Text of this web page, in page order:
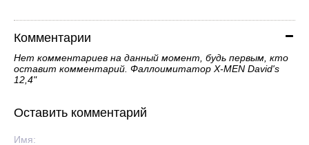
Комментарии
Нет комментариев на данный момент, будь первым, кто
оставит комментарий. Фаллоимитатор X-MEN David's
12,4"
Оставить комментарий
Имя: